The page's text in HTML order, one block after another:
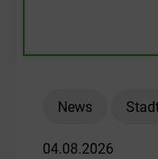
News
04.08.2026